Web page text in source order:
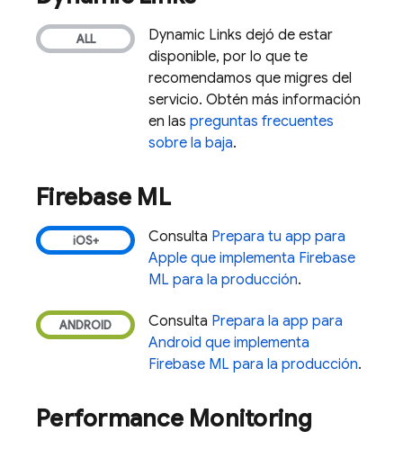
Dynamic Links dejó de estar
disponible, por lo que te
recomendamos que migres del
servicio. Obtén más información
en las preguntas frecuentes
sobre la baja.
Firebase ML
Consulta Prepara tu app para
Apple que implementa Firebase
ML para la producción.
Consulta Prepara la app para
Android que implementa
Firebase ML para la producción.
Performance Monitoring